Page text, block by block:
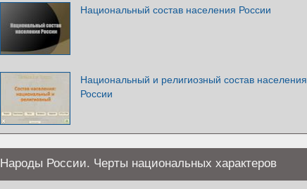
Национальный состав населения России
Национальный и религиозный состав населения
России
Народы России. Черты национальных характеров